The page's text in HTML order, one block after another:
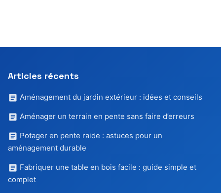
Articles récents
Aménagement du jardin extérieur : idées et conseils
Aménager un terrain en pente sans faire d’erreurs
Potager en pente raide : astuces pour un
aménagement durable
Fabriquer une table en bois facile : guide simple et
complet